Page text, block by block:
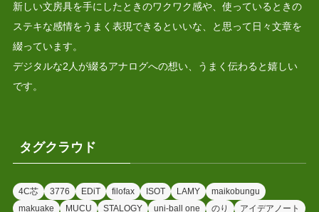
新しい文房具を手にしたときのワクワク感や、使っているときの
ステキな感情をうまく表現できるといいな、と思って日々文章を
綴っています。
デジタルな2人が綴るアナログへの想い、うまく伝わると嬉しい
です。
タグクラウド
4C芯 3776 EDiT filofax ISOT LAMY
maikobungu
makuake
MUCU STALOGY uni-ball one のり アイデアノート